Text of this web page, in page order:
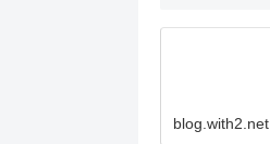
blog.with2.net